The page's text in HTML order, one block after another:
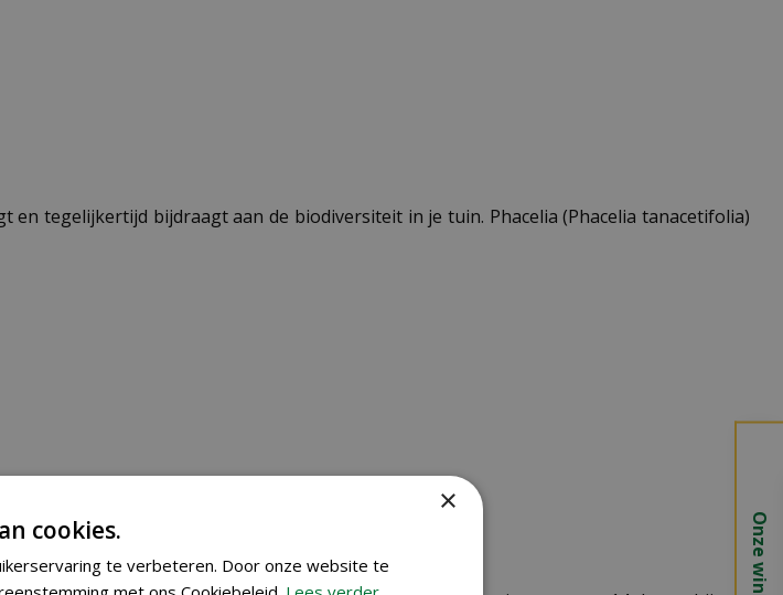
tegelijkertijd bijdraagt aan de biodiversiteit in je tuin. Phacelia (Phacelia tanacetifolia)
Onze winkels
×
cookies.
te verbeteren. Door onze website te